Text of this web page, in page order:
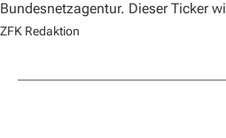
Bundesnetzagentur. Dieser Ticker
ZFK Redaktion